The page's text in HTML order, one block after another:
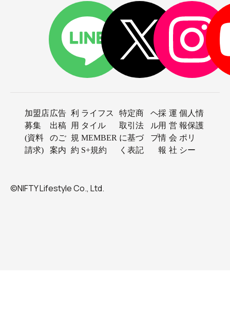
加盟店
募集
(資料
請求)
広告
出稿
のご
案内
利
用
規
約
ライフス
タイル
MEMBER
S+規約
特定商
取引法
に基づ
く表記
ヘ
ル
プ
採
用
情
報
運
営
会
社
個人情
報保護
ポリ
シー
©NIFTY Lifestyle Co., Ltd.